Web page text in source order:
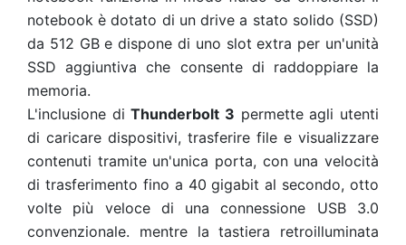
notebook è dotato di un drive a stato solido (SSD)
da 512 GB e dispone di uno slot extra per un'unità
SSD aggiuntiva che consente di raddoppiare la
memoria.
L'inclusione diThunderbolt 3 permette agli utenti
di caricare dispositivi, trasferire file e visualizzare
contenuti tramite un'unica porta, con una velocità
di trasferimento fino a 40 gigabit al secondo, otto
volte più veloce di una connessione USB 3.0
convenzionale. mentre la tastiera retroilluminata